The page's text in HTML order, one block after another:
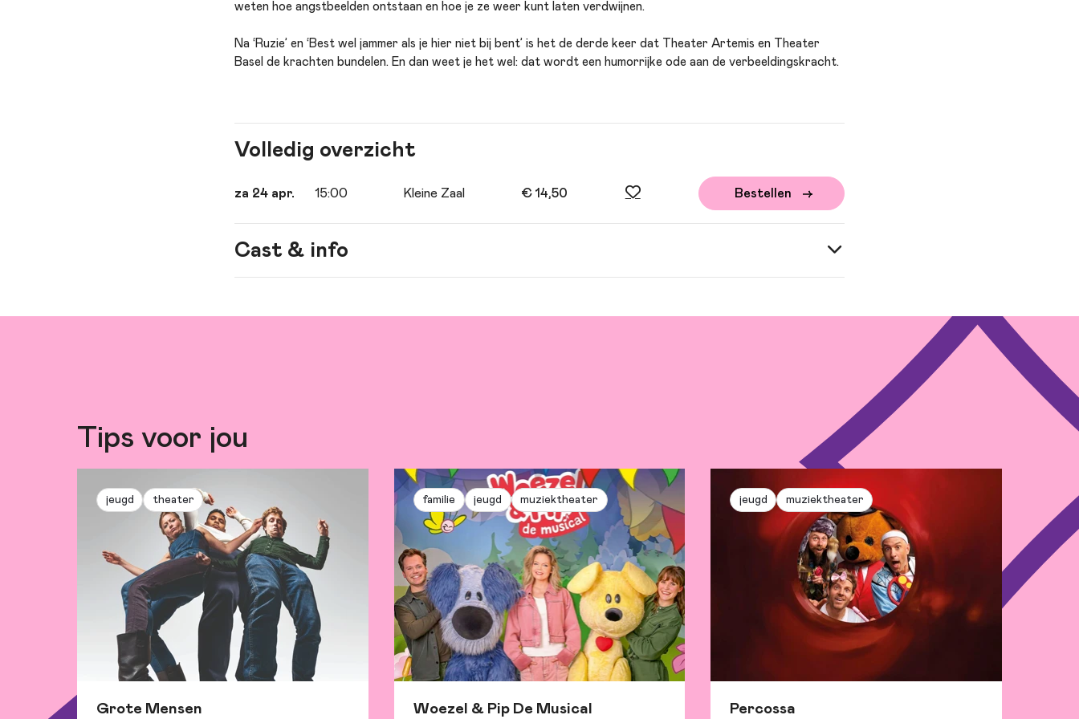
weten hoe angstbeelden ontstaan en hoe je ze weer kunt laten verdwijnen.
Na ‘Ruzie’ en ‘Best wel jammer als je hier niet bij bent’ is het de derde keer dat Theater Artemis en Theater
Basel de krachten bundelen. En dan weet je het wel: dat wordt een humorrijke ode aan de verbeeldingskracht.
Volledig overzicht
za 24 apr. 15:00 Kleine Zaal € 14,50 Bestellen
Cast & info
Tips voor jou
jeugd theater
Grote Mensen
familie jeugd muziektheater
Woezel & Pip De Musical
jeugd muziektheater
Percossa